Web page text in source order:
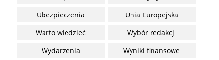
Ubezpieczenia
Unia Europejska
Warto wiedzieć
Wybór redakcji
Wydarzenia
Wyniki finansowe